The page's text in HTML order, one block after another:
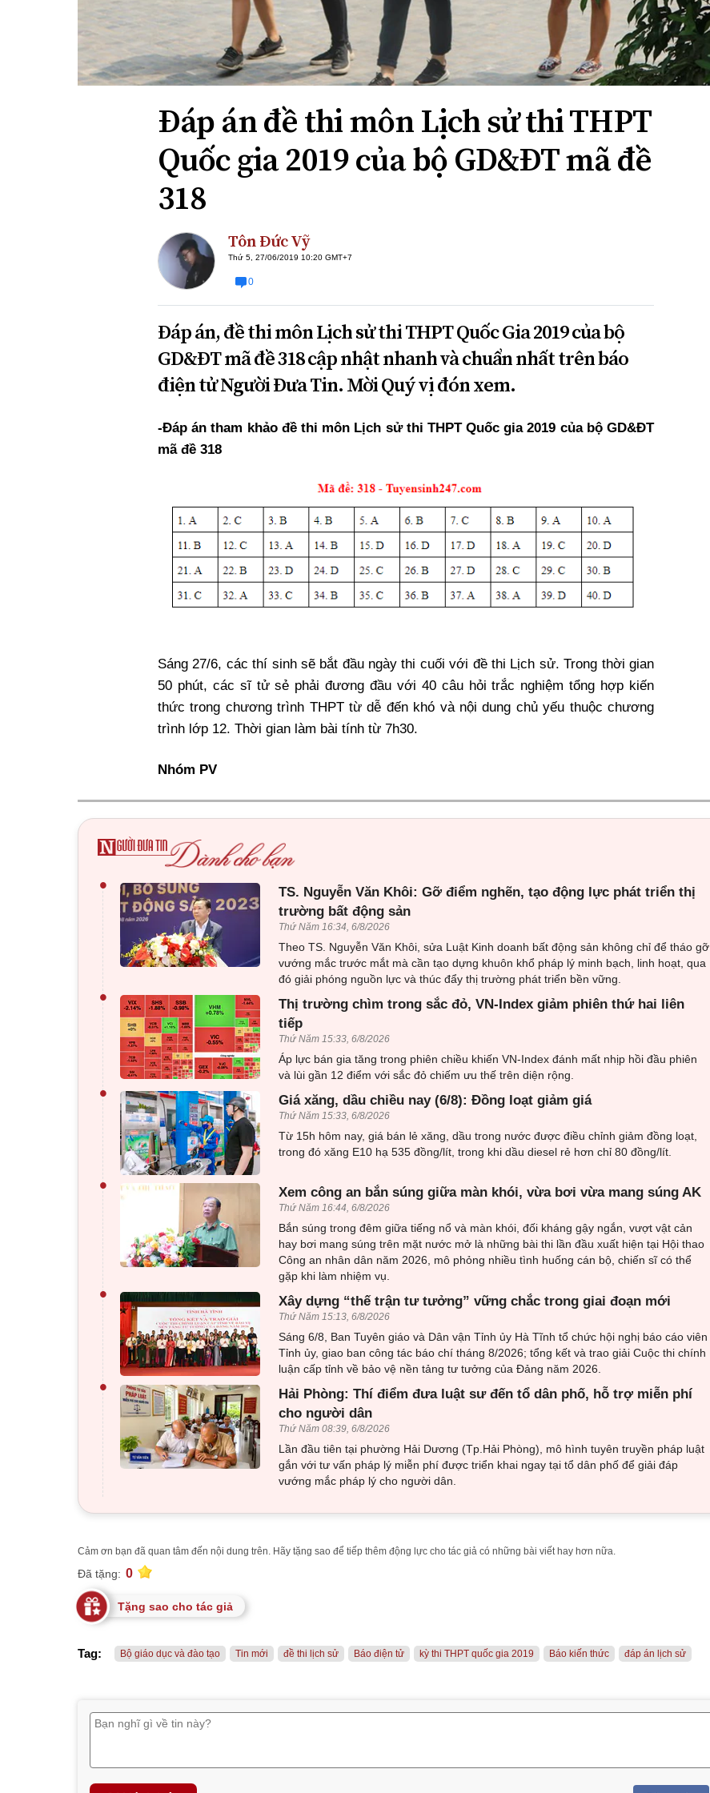
Xi nhan Trái Phải
Bạn đọc viết
Đáp án đề thi môn Lịch sử thi THPT
Quốc gia 2019 của bộ GD&ĐT mã đề
318
Tôn Đức Vỹ
Thứ 5, 27/06/2019 10:20 GMT+7
0
Đáp án, đề thi môn Lịch sử thi THPT Quốc Gia 2019 của bộ
GD&ĐT mã đề 318 cập nhật nhanh và chuẩn nhất trên báo
điện tử Người Đưa Tin. Mời Quý vị đón xem.
-Đáp án tham khảo đề thi môn Lịch sử thi THPT Quốc gia 2019 của bộ GD&ĐT
mã đề 318
Sáng 27/6, các thí sinh sẽ bắt đầu ngày thi cuối với đề thi Lịch sử. Trong thời gian
50 phút, các sĩ tử sẻ phải đương đầu với 40 câu hỏi trắc nghiệm tổng hợp kiến
thức trong chương trình THPT từ dễ đến khó và nội dung chủ yếu thuộc chương
trình lớp 12. Thời gian làm bài tính từ 7h30.
Nhóm PV
•
TS. Nguyễn Văn Khôi: Gỡ điểm nghẽn, tạo động lực phát triển thị
trường bất động sản
Thứ Năm 16:34, 6/8/2026
Theo TS. Nguyễn Văn Khôi, sửa Luật Kinh doanh bất động sản không chỉ để tháo gỡ
vướng mắc trước mắt mà cần tạo dựng khuôn khổ pháp lý minh bạch, linh hoạt, qua
đó giải phóng nguồn lực và thúc đẩy thị trường phát triển bền vững.
•
Thị trường chìm trong sắc đỏ, VN-Index giảm phiên thứ hai liên
tiếp
Thứ Năm 15:33, 6/8/2026
Áp lực bán gia tăng trong phiên chiều khiến VN-Index đánh mất nhịp hồi đầu phiên
và lùi gần 12 điểm với sắc đỏ chiếm ưu thế trên diện rộng.
• Giá xăng, dầu chiều nay (6/8): Đồng loạt giảm giá
Thứ Năm 15:33, 6/8/2026
Từ 15h hôm nay, giá bán lẻ xăng, dầu trong nước được điều chỉnh giảm đồng loạt,
trong đó xăng E10 hạ 535 đồng/lít, trong khi dầu diesel rẻ hơn chỉ 80 đồng/lít.
• Xem công an bắn súng giữa màn khói, vừa bơi vừa mang súng AK
Thứ Năm 16:44, 6/8/2026
Bắn súng trong đêm giữa tiếng nổ và màn khói, đối kháng gậy ngắn, vượt vật cản
hay bơi mang súng trên mặt nước mở là những bài thi lần đầu xuất hiện tại Hội thao
Công an nhân dân năm 2026, mô phỏng nhiều tình huống cán bộ, chiến sĩ có thể
gặp khi làm nhiệm vụ.
• Xây dựng “thế trận tư tưởng” vững chắc trong giai đoạn mới
Thứ Năm 15:13, 6/8/2026
Sáng 6/8, Ban Tuyên giáo và Dân vận Tỉnh ủy Hà Tĩnh tổ chức hội nghị báo cáo viên
Tỉnh ủy, giao ban công tác báo chí tháng 8/2026; tổng kết và trao giải Cuộc thi chính
luận cấp tỉnh về bảo vệ nền tảng tư tưởng của Đảng năm 2026.
•
Hải Phòng: Thí điểm đưa luật sư đến tổ dân phố, hỗ trợ miễn phí
cho người dân
Thứ Năm 08:39, 6/8/2026
Lần đầu tiên tại phường Hải Dương (Tp.Hải Phòng), mô hình tuyên truyền pháp luật
gắn với tư vấn pháp lý miễn phí được triển khai ngay tại tổ dân phố để giải đáp
vướng mắc pháp lý cho người dân.
Cảm ơn bạn đã quan tâm đến nội dung trên. Hãy tặng sao để tiếp thêm động lực cho tác giả có những bài viết hay hơn nữa.
Đã tặng: 0
Tặng sao cho tác giả
Tag: Bộ giáo dục và đào tạo Tin mới đề thi lịch sử Báo điện tử kỳ thi THPT quốc gia 2019 Báo kiến thức đáp án lịch sử